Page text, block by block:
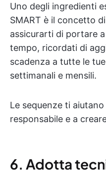
Uno degli ingredienti
SMART è il concetto
assicurarti di portare
tempo, ricordati di
scadenza a tutte le
settimanali e mensili.
Le sequenze ti
responsabile e a
6. Adotta